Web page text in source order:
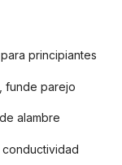
principiantes
funde parejo
alambre